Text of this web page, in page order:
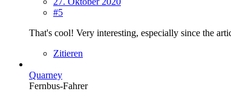
#5
That's cool! Very interesting, especially since the
Zitieren
Quarney
Fernbus-Fahrer